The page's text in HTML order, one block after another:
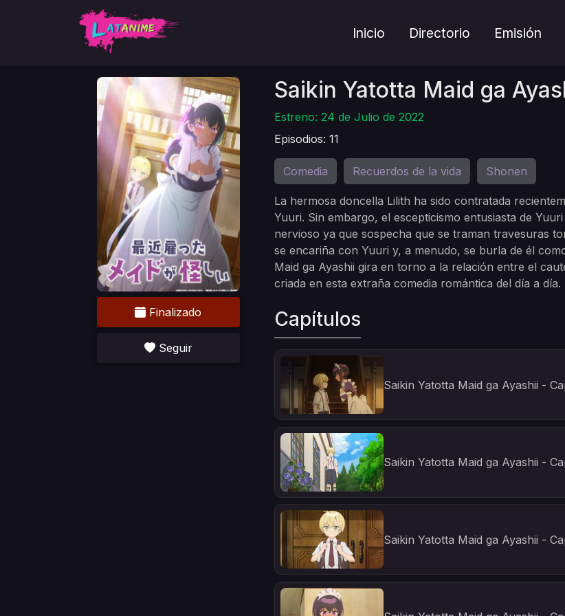
Inicio Directorio Emisión
Finalizado
Seguir
Saikin Yatotta Maid ga
Estreno: 24 de Julio de 2022
Episodios: 11
Comedia Recuerdos de la vida Shonen
La hermosa doncella Lilith ha sido contratada
Yuuri. Sin embargo, el escepticismo entusiasta de
nervioso ya que sospecha que se traman travesuras
se encariña con Yuuri y, a menudo, se burla de él
Maid ga Ayashii gira en torno a la relación entre el
criada en esta extraña comedia romántica del día a día.
Capítulos
Saikin Yatotta Maid ga Ayashii -
Saikin Yatotta Maid ga Ayashii -
Saikin Yatotta Maid ga Ayashii -